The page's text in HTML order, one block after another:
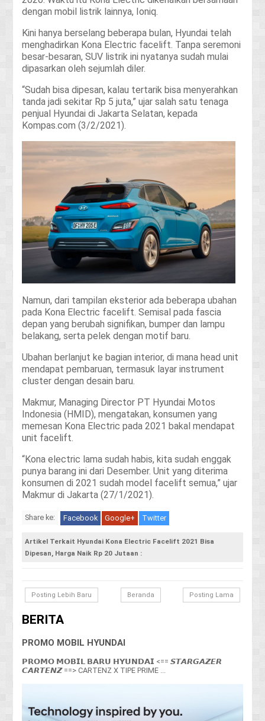
dengan mobil listrik lainnya, Ioniq.
Kini hanya berselang beberapa bulan, Hyundai telah
menghadirkan Kona Electric facelift. Tanpa seremoni
besar-besaran, SUV listrik ini nyatanya sudah mulai
dipasarkan oleh sejumlah diler.
“Sudah bisa dipesan, kalau tertarik bisa menyerahkan
tanda jadi sekitar Rp 5 juta,” ujar salah satu tenaga
penjual Hyundai di Jakarta Selatan, kepada
Kompas.com (3/2/2021).
Namun, dari tampilan eksterior ada beberapa ubahan
pada Kona Electric facelift. Semisal pada fascia
depan yang berubah signifikan, bumper dan lampu
belakang, serta pelek dengan motif baru.
Ubahan berlanjut ke bagian interior, di mana head unit
mendapat pembaruan, termasuk layar instrument
cluster dengan desain baru.
Makmur, Managing Director PT Hyundai Motos
Indonesia (HMID), mengatakan, konsumen yang
memesan Kona Electric pada 2021 bakal mendapat
unit facelift.
“Kona electric lama sudah habis, kita sudah enggak
punya barang ini dari Desember. Unit yang diterima
konsumen di 2021 sudah model facelift semua,” ujar
Makmur di Jakarta (27/1/2021).
Share ke: Facebook Google+ Twitter
Artikel Terkait Hyundai Kona Electric Facelift 2021 Bisa
Dipesan, Harga Naik Rp 20 Jutaan :
Posting Lebih Baru Posting Lama
Beranda
BERITA
PROMO MOBIL HYUNDAI
𝗣𝗥𝗢𝗠𝗢 𝗠𝗢𝗕𝗜𝗟 𝗕𝗔𝗥𝗨 𝗛𝗬𝗨𝗡𝗗𝗔𝗜 <== 𝙎𝙏𝘼𝙍𝙂𝘼𝙕𝙀𝙍
𝘾𝘼𝙍𝙏𝙀𝙉𝙕 ==> CARTENZ X TIPE PRIME ...